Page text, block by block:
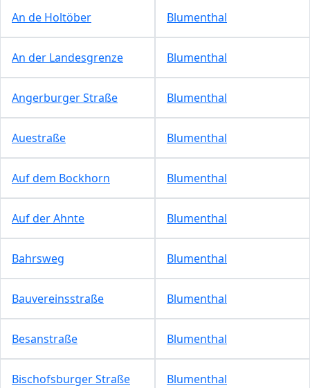
An de Holtöber Blumenthal
An der Landesgrenze Blumenthal
Angerburger Straße Blumenthal
Auestraße Blumenthal
Auf dem Bockhorn Blumenthal
Auf der Ahnte Blumenthal
Bahrsweg Blumenthal
Bauvereinsstraße Blumenthal
Besanstraße Blumenthal
Bischofsburger Straße Blumenthal